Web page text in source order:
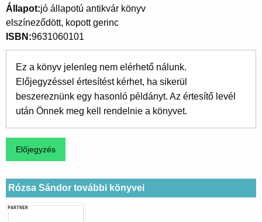
Állapot jó állapotú antikvár könyv
elszíneződött, kopott gerinc
ISBN 9631060101
Ez a könyv jelenleg nem elérhető nálunk.
Előjegyzéssel értesítést kérhet, ha sikerül
beszereznünk egy hasonló példányt. Az értesítő levél
után Önnek meg kell rendelnie a könyvet.
Rózsa Sándor további könyvei
PARTNER